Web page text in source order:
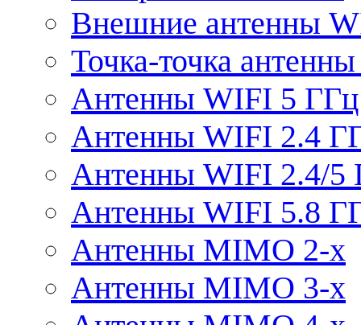
Внешние антенны
Точка-точка
Антенны WIFI 5 ГГц
Антенны WIFI 2.4
Антенны WIFI 2.4/5
Антенны WIFI 5.8
Антенны MIMO 2-x
Антенны MIMO 3-x